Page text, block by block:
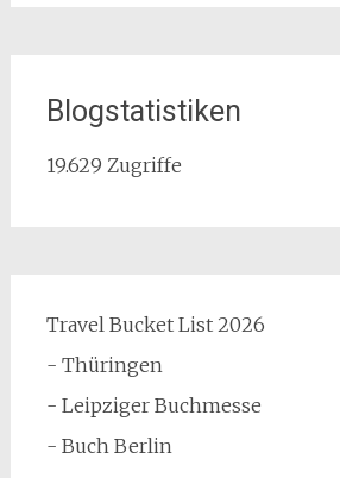
Blogstatistiken
19.629 Zugriffe
Travel Bucket List 2026
- Thüringen
- Leipziger Buchmesse
- Buch Berlin